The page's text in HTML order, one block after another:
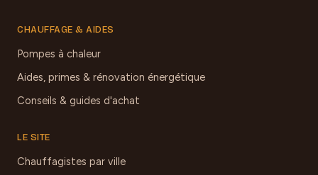
CHAUFFAGE & AIDES
Pompes à chaleur
Aides, primes & rénovation énergétique
Conseils & guides d'achat
LE SITE
Chauffagistes par ville